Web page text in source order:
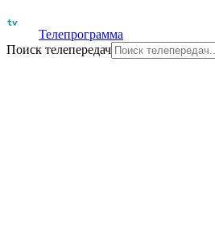
Телепрограмма
Поиск телепередач